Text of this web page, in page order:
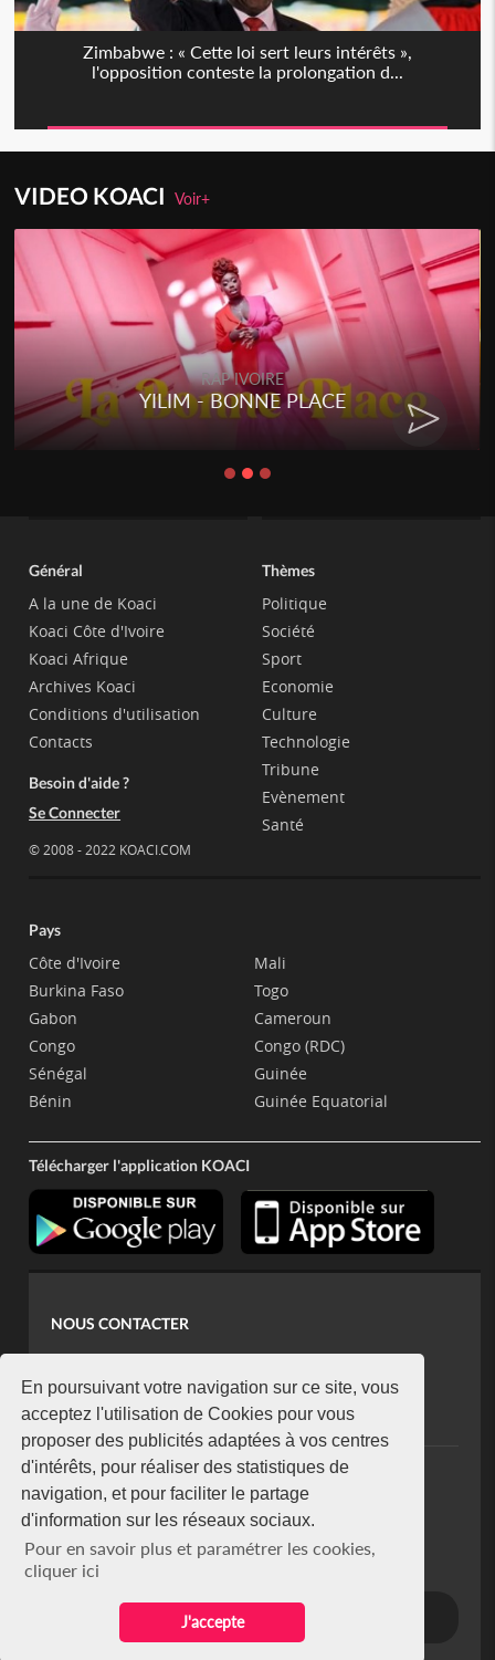
En poursuivant votre navigation sur ce site, vous
acceptez l'utilisation de Cookies pour vous
proposer des publicités adaptées à vos centres
d'intérêts, pour réaliser des statistiques de
navigation, et pour faciliter le partage
d'information sur les réseaux sociaux.
Pour en savoir plus et paramétrer les cookies,
cliquer ici
J'accepte
Zimbabwe : « Cette loi sert leurs intérêts »,
l'opposition conteste la prolongation d...
VIDEO KOACIVoir+
RAP IVOIRE
YILIM - BONNE PLACE
Général
A la une de Koaci
Koaci Côte d'Ivoire
Koaci Afrique
Archives Koaci
Conditions d'utilisation
Contacts
Besoin d'aide ?
Se Connecter
© 2008 - 2022 KOACI.COM
Thèmes
Politique
Société
Sport
Economie
Culture
Technologie
Tribune
Evènement
Santé
Pays
Côte d'Ivoire
Burkina Faso
Gabon
Congo
Sénégal
Bénin
Mali
Togo
Cameroun
Congo (RDC)
Guinée
Guinée Equatorial
Télécharger l'application KOACI
NOUS CONTACTER
koaci@yahoo.fr
+225 07 08 85 52 93
NEWSLETTER
Restez connecté via notre newsletter
S'abonner
Se désabonner